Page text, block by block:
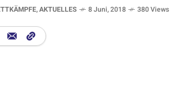
,AKTUELLES 8 Juni, 2018 380 Views